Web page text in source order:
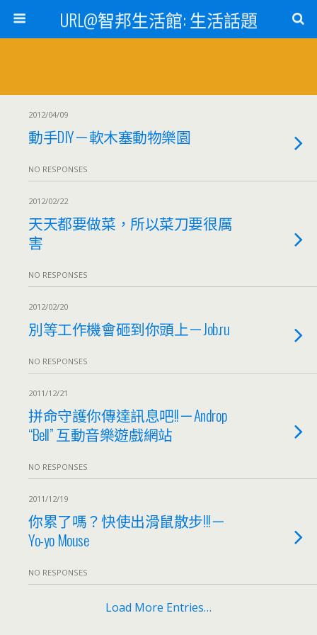
URL@智邦生活館: 生活話題
2012/04/09
動手DIY－軟木塞動物樂園
NO RESPONSES
2012/02/22
天天都要做菜，所以菜刀要很厲
害
NO RESPONSES
2012/02/20
別等工作機會砸到你頭上－Job.ru
NO RESPONSES
2011/12/21
拼命守護你傳達訊息吧!!－Androp
“Bell” 互動音樂遊戲網站
NO RESPONSES
2011/12/19
你累了嗎？快使出滑鼠散步!!!－
Yo-yo Mouse
NO RESPONSES
Load More Entries…